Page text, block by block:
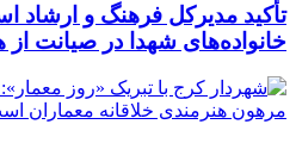
تأکید مدیرکل فرهنگ و ارشاد
خانواده‌های شهدا در صیانت